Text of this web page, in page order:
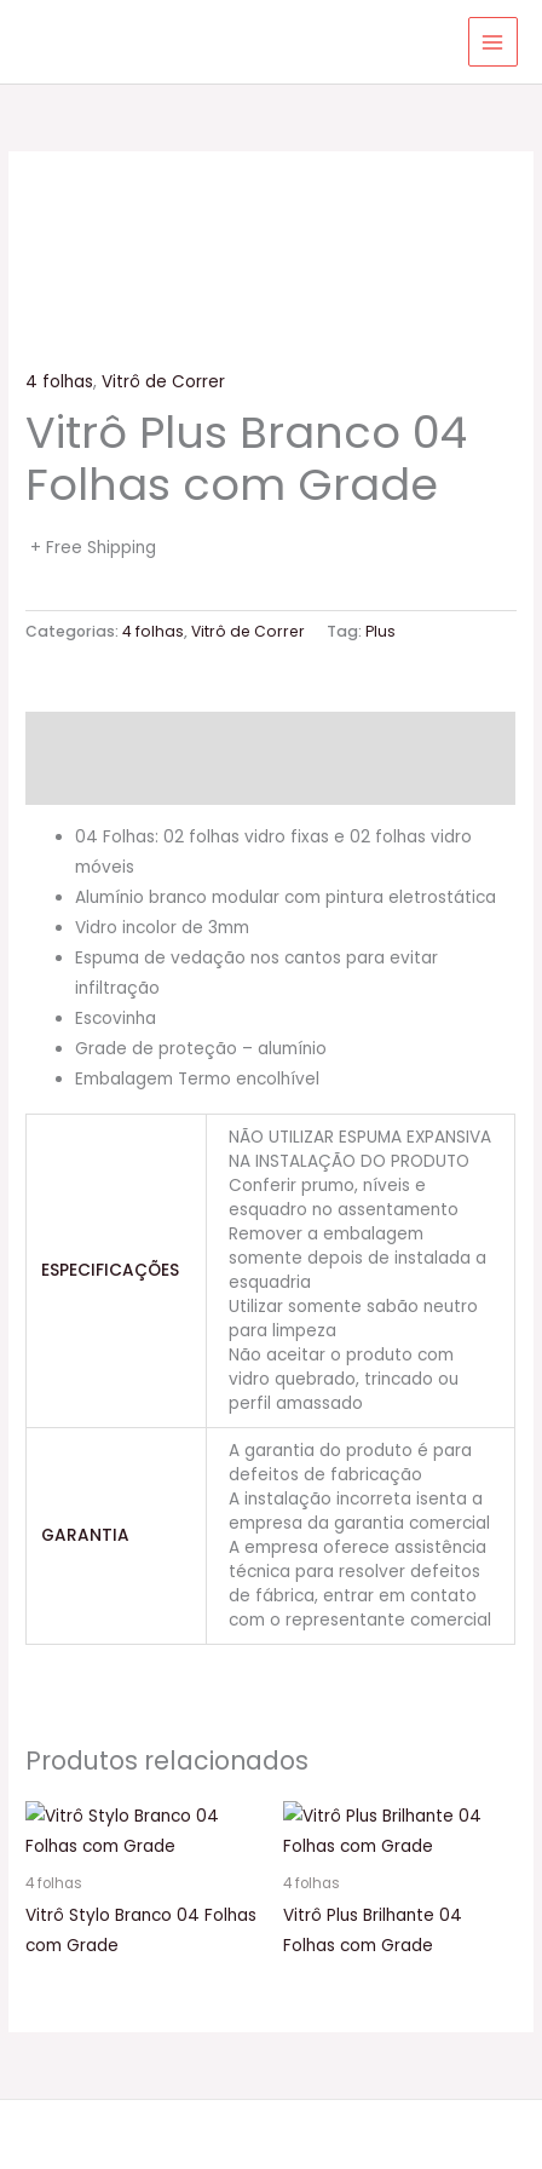
4 folhas,Vitrô de Correr
Vitrô Plus Branco 04
Folhas com Grade
+ Free Shipping
Categorias:4 folhas,Vitrô de Correr Tag:Plus
04 Folhas: 02 folhas vidro fixas e 02 folhas vidro
móveis
Alumínio branco modular com pintura eletrostática
Vidro incolor de 3mm
Espuma de vedação nos cantos para evitar
infiltração
Escovinha
Grade de proteção – alumínio
Embalagem Termo encolhível
ESPECIFICAÇÕES
NÃO UTILIZAR ESPUMA EXPANSIVA
NA INSTALAÇÃO DO PRODUTO
Conferir prumo, níveis e
esquadro no assentamento
Remover a embalagem
somente depois de instalada a
esquadria
Utilizar somente sabão neutro
para limpeza
Não aceitar o produto com
vidro quebrado, trincado ou
perfil amassado
GARANTIA
A garantia do produto é para
defeitos de fabricação
A instalação incorreta isenta a
empresa da garantia comercial
A empresa oferece assistência
técnica para resolver defeitos
de fábrica, entrar em contato
com o representante comercial
Produtos relacionados
4 folhas
Vitrô Stylo Branco 04 Folhas
com Grade
4 folhas
Vitrô Plus Brilhante 04
Folhas com Grade